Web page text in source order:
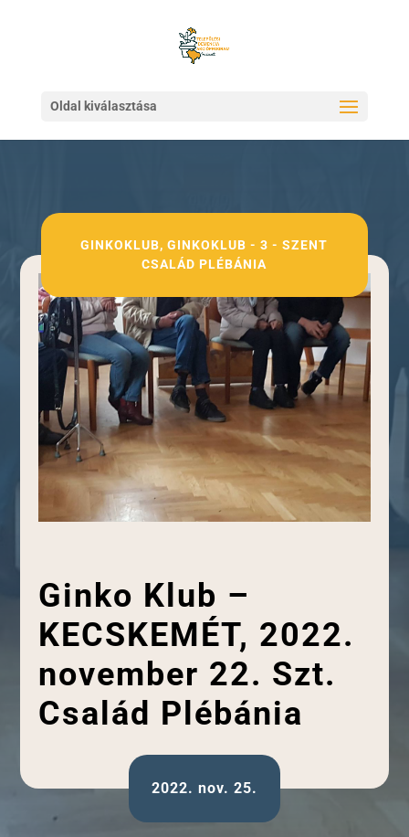
Oldal kiválasztása
GINKOKLUB,GINKOKLUB - 3 - SZENT
CSALÁD PLÉBÁNIA
Ginko Klub –
KECSKEMÉT, 2022.
november 22. Szt.
Család Plébánia
2022. nov. 25.